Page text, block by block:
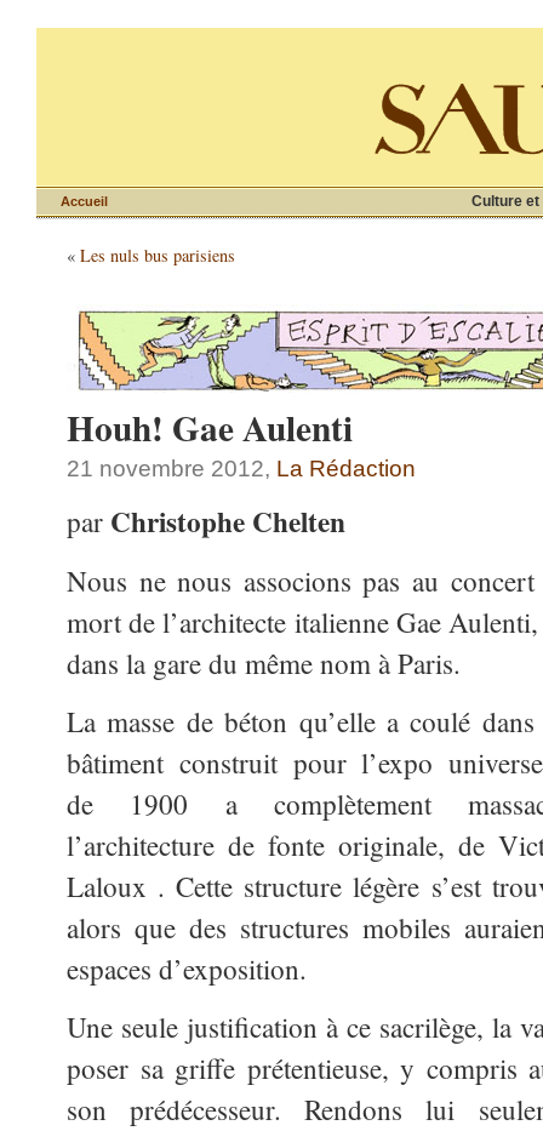
Culture et
Accueil
« Les nuls bus parisiens
Houh! Gae Aulenti
21 novembre 2012, La Rédaction
par Christophe Chelten
Nous ne nous associons pas au
mort de l’architecte italienne Gae
dans la gare du même nom à Paris.
La masse de béton qu’elle a coulé dans
bâtiment construit pour l’expo
de 1900 a complètement
l’architecture de fonte originale, de
Laloux . Cette structure légère s’est
alors que des structures mobiles
espaces d’exposition.
Une seule justification à ce sacrilège, la
poser sa griffe prétentieuse, y compris
son prédécesseur. Rendons lui